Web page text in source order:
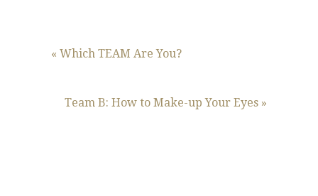
« Which TEAM Are You?
Team B: How to Make-up Your Eyes »